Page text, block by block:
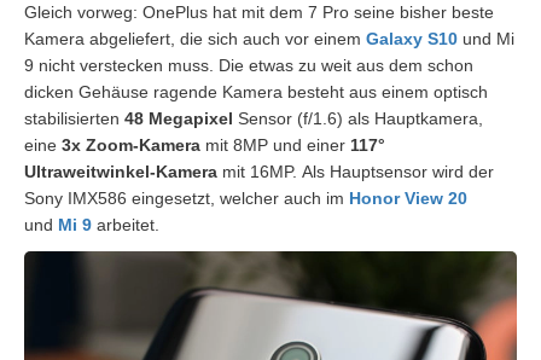
Gleich vorweg: OnePlus hat mit dem 7 Pro seine bisher beste
Kamera abgeliefert, die sich auch vor einem Galaxy S10 und Mi
9 nicht verstecken muss. Die etwas zu weit aus dem schon
dicken Gehäuse ragende Kamera besteht aus einem optisch
stabilisierten 48 Megapixel Sensor (f/1.6) als Hauptkamera,
eine 3x Zoom-Kamera mit 8MP und einer 117°
Ultraweitwinkel-Kamera mit 16MP. Als Hauptsensor wird der
Sony IMX586 eingesetzt, welcher auch im Honor View 20
und Mi 9 arbeitet.